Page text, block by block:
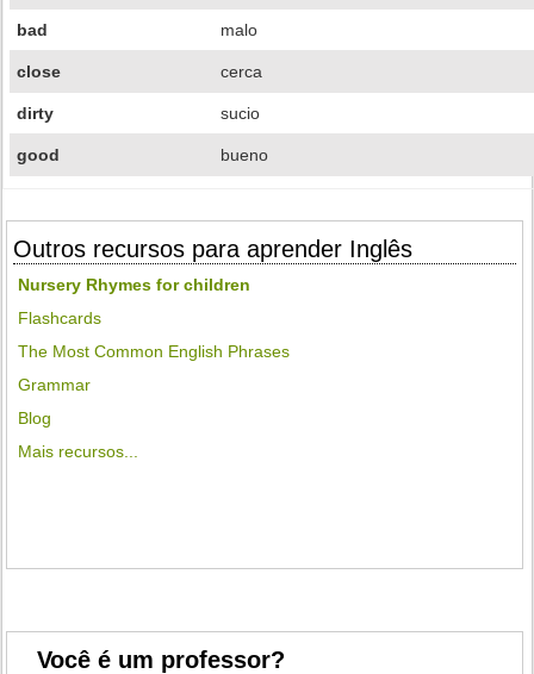
bad malo
close cerca
dirty sucio
good bueno
Outros recursos para aprender Inglês
Nursery Rhymes for children
Flashcards
The Most Common English Phrases
Grammar
Blog
Mais recursos...
Você é um professor?